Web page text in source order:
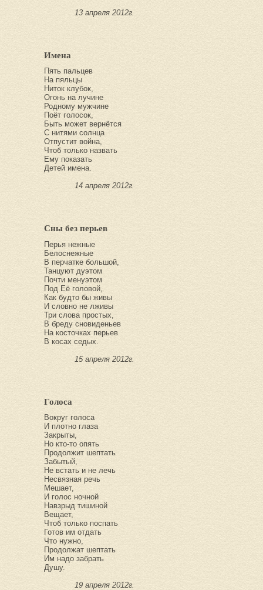
13 апреля 2012г.
Имена
Пять пальцев
На пяльцы
Ниток клубок,
Огонь на лучине
Родному мужчине
Поёт голосок,
Быть может вернётся
С нитями солнца
Отпустит война,
Чтоб только назвать
Ему показать
Детей имена.
14 апреля 2012г.
Сны без перьев
Перья нежные
Белоснежные
В перчатке большой,
Танцуют дуэтом
Почти менуэтом
Под Её головой,
Как будто бы живы
И словно не лживы
Три слова простых,
В бреду сновиденьев
На косточках перьев
В косах седых.
15 апреля 2012г.
Голоса
Вокруг голоса
И плотно глаза
Закрыты,
Но кто-то опять
Продолжит шептать
Забытый,
Не встать и не лечь
Несвязная речь
Мешает,
И голос ночной
Навзрыд тишиной
Вещает,
Чтоб только поспать
Готов им отдать
Что нужно,
Продолжат шептать
Им надо забрать
Душу.
19 апреля 2012г.